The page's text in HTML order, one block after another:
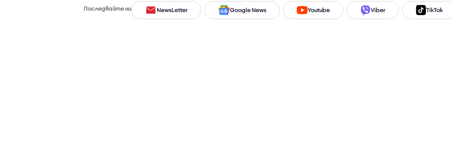
Последвайте ни NewsLetter Google News Youtube Viber TikTok